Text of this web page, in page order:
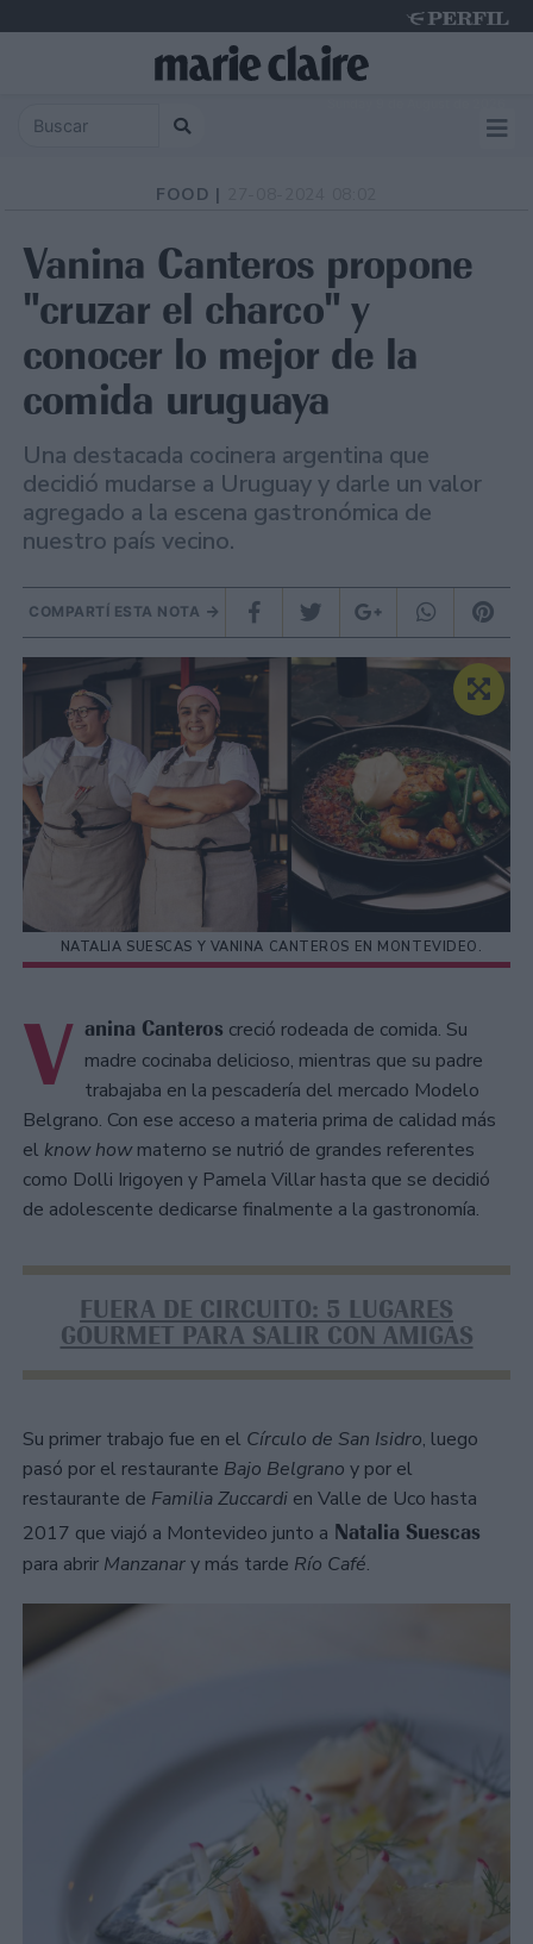
FOOD |
Vanina Canteros propone
"cruzar el charco" y
conocer lo mejor de la
comida uruguaya
Una destacada cocinera argentina que
decidió mudarse a Uruguay y darle un valor
agregado a la escena gastronómica de
nuestro país vecino.
COMPARTÍ ESTA NOTA
NATALIA SUESCAS Y VANINA CANTEROS EN MONTEVIDEO.
V anina Canteros creció rodeada de comida. Su
madre cocinaba delicioso, mientras que su padre
trabajaba en la pescadería del mercado Modelo
Belgrano. Con ese acceso a materia prima de calidad más
el know howmaterno se nutrió de grandes referentes
como Dolli Irigoyen y Pamela Villar hasta que se decidió
de adolescente dedicarse finalmente a la gastronomía.
FUERA DE CIRCUITO: 5 LUGARES
GOURMET PARA SALIR CON AMIGAS
Su primer trabajo fue en el Círculo de San Isidro, luego
pasó por el restaurante Bajo Belgrano y por el
restaurante de Familia Zuccardi en Valle de Uco hasta
2017 que viajó a Montevideo junto a Natalia Suescas
para abrir Manzanary más tarde Río Café.